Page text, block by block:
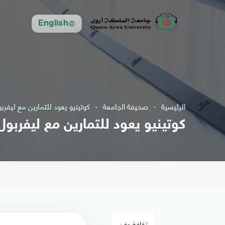
English
الرئيسية صحيفة الجامعة كوتينيو يعود للتمارين مع
كوتينيو يعود للتمارين مع